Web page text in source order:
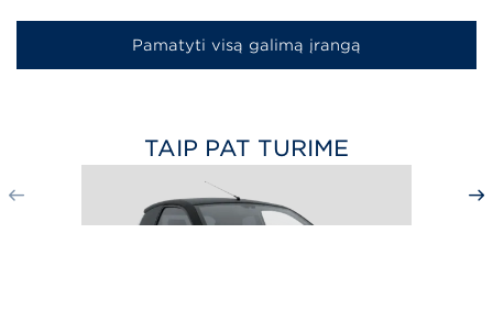
Pamatyti visą galimą įrangą
TAIP PAT TURIME